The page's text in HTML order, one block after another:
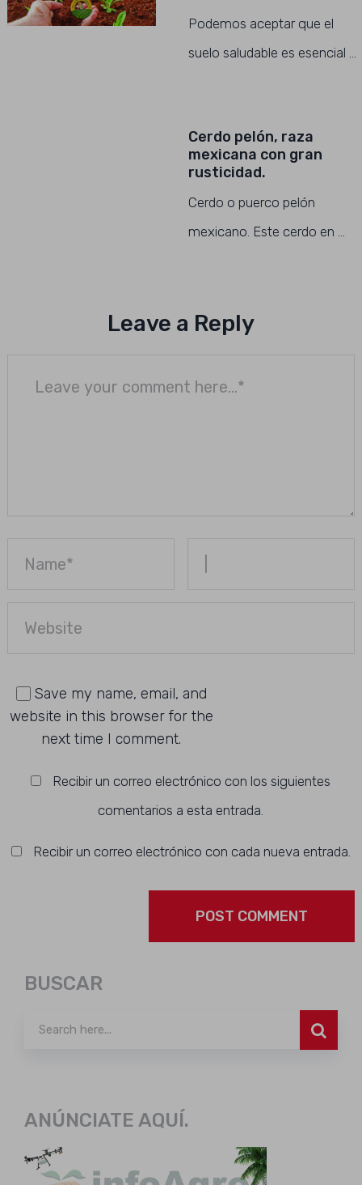
Podemos aceptar que el
suelo saludable es esencial …
Cerdo pelón, raza
mexicana con gran
rusticidad.
Cerdo o puerco pelón
mexicano. Este cerdo en …
Leave a Reply
Save my name, email, and
website in this browser for the
next time I comment.
Recibir un correo electrónico con los siguientes
comentarios a esta entrada.
Recibir un correo electrónico con cada nueva entrada.
BUSCAR
ANÚNCIATE AQUÍ.